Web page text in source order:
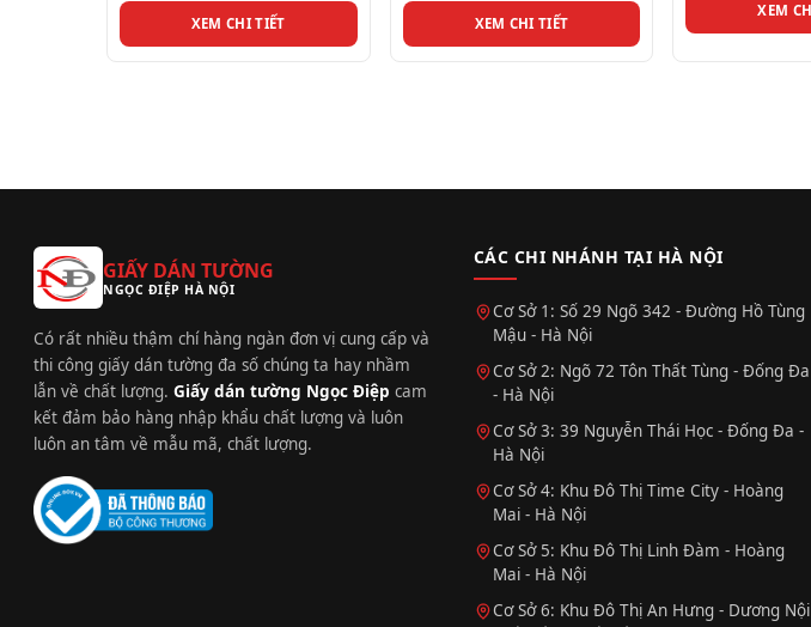
XEM CHI TIẾT
XEM CHI TIẾT
GIẤY DÁN TƯỜNG
NGỌC ĐIỆP HÀ NỘI
Có rất nhiều thậm chí hàng ngàn đơn vị cung cấp và
thi công giấy dán tường đa số chúng ta hay nhầm
lẫn về chất lượng. Giấy dán tường Ngọc Điệp cam
kết đảm bảo hàng nhập khẩu chất lượng và luôn
luôn an tâm về mẫu mã, chất lượng.
CÁC CHI NHÁNH TẠI HÀ NỘI
Cơ Sở 1: Số 29 Ngõ 342 - Đường Hồ Tùng
Mậu - Hà Nội
Cơ Sở 2: Ngõ 72 Tôn Thất Tùng - Đống Đa
- Hà Nội
Cơ Sở 3: 39 Nguyễn Thái Học - Đống Đa -
Hà Nội
Cơ Sở 4: Khu Đô Thị Time City - Hoàng
Mai - Hà Nội
Cơ Sở 5: Khu Đô Thị Linh Đàm - Hoàng
Mai - Hà Nội
Cơ Sở 6: Khu Đô Thị An Hưng - Dương Nội